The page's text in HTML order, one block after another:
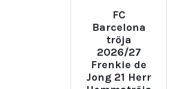
FC
Barcelona
tröja
2026/27
Frenkie de
Jong 21 Herr